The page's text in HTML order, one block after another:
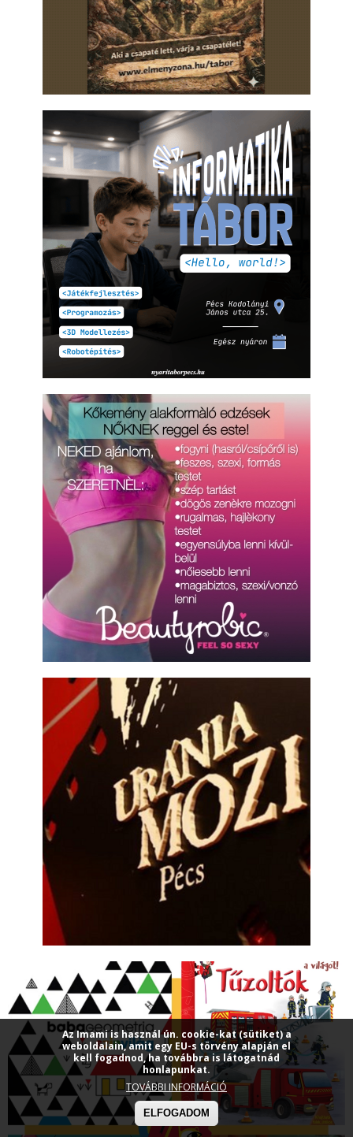
Az Imami is használ ún. cookie-kat (sütiket) a
weboldalain, amit egy EU-s törvény alapján el
kell fogadnod, ha továbbra is látogatnád
honlapunkat.
TOVÁBBI INFORMÁCIÓ
ELFOGADOM